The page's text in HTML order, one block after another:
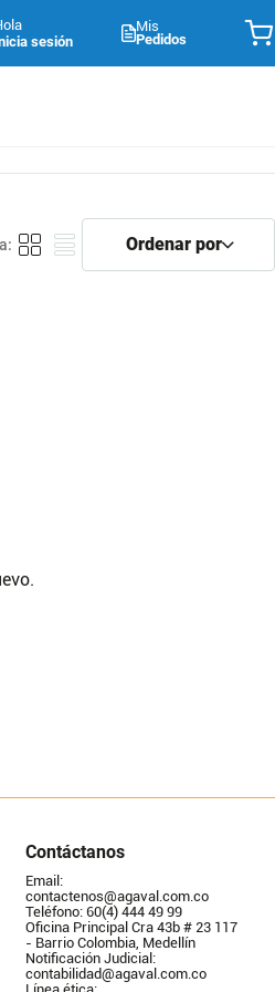
Mis
Pedidos
Contáctanos
Email:
contactenos@agaval.com.co
Teléfono: 60(4) 444 49 99
Oficina Principal Cra 43b # 23 117
- Barrio Colombia, Medellín
Notificación Judicial:
contabilidad@agaval.com.co